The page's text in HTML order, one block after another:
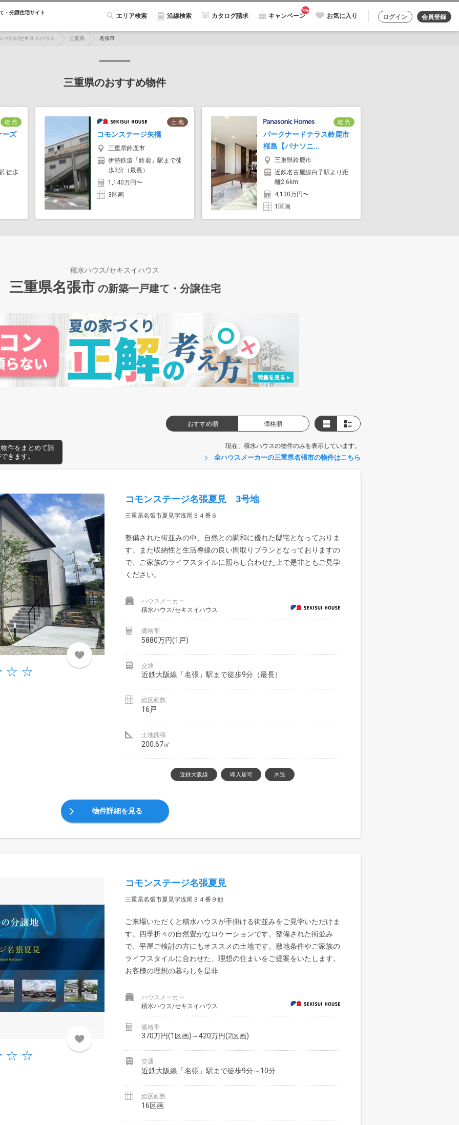
・分譲住宅サイト エリア検索 沿線検索 カタログ請求 キャンペーン お気に入り ログイン 会員登録
ハウス/セキスイハウス 三重県 名張市
三重県のおすすめ物件
建 売
ーズ
徒歩
土 地
コモンステージ矢橋
三重県鈴鹿市
伊勢鉄道「鈴鹿」駅まで徒
歩3分（最長）
1,140万円〜
3区画
建 売
パークナードテラス鈴鹿市
桜島【パナソニ...
三重県鈴鹿市
近鉄名古屋線白子駅より距
離2.6km
4,130万円〜
1区画
積水ハウス/セキスイハウス
三重県名張市 の新築一戸建て・分譲住宅
おすすめ順 価格順
件をまとめて請
きます。
現在、積水ハウスの物件のみを表示しています。
全ハウスメーカーの三重県名張市の物件はこちら
コモンステージ名張夏見 3号地
三重県名張市夏見字浅尾３４番６
整備された街並みの中、自然との調和に優れた邸宅となっておりま
す。また収納性と生活導線の良い間取りプランとなっておりますの
で、ご家族のライフスタイルに照らし合わせた上で是非ともご見学
ください。
ハウスメーカー
積水ハウス/セキスイハウス
価格帯
5880万円(1戸)
交通
近鉄大阪線「名張」駅まで徒歩9分（最長）
総区画数
16戸
土地面積
200.67㎡
近鉄大阪線 即入居可 木造
物件詳細を見る
コモンステージ名張夏見
三重県名張市夏見字浅尾３４番９他
ご来場いただくと積水ハウスが手掛ける街並みをご見学いただけま
す。四季折々の自然豊かなロケーションです。整備された街並み
で、平屋ご検討の方にもオススメの土地です。敷地条件やご家族の
ライフスタイルに合わせた、理想の住まいをご提案をいたします。
お客様の理想の暮らしを是非...
ハウスメーカー
積水ハウス/セキスイハウス
価格帯
370万円(1区画)～420万円(2区画)
交通
近鉄大阪線「名張」駅まで徒歩9分～10分
総区画数
16区画